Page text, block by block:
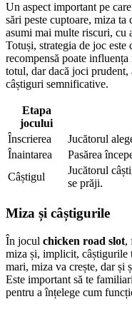
Un aspect important pe
sări peste cuptoare, miza ta
asumi mai multe riscuri, cu
Totuși, strategia de joc
recompensă poate
totul, dar dacă joci prudent,
câștiguri semnificative.
Etapa
jocului
Înscrierea
Jucătorul
Înaintarea
Pasărea
Câștigul
Jucătorul
se prăji.
Miza și câștigurile
În jocul chicken road slot,
miza și, implicit, câștigurile
mari, miza va crește, dar și
Este important să te
pentru a înțelege cum